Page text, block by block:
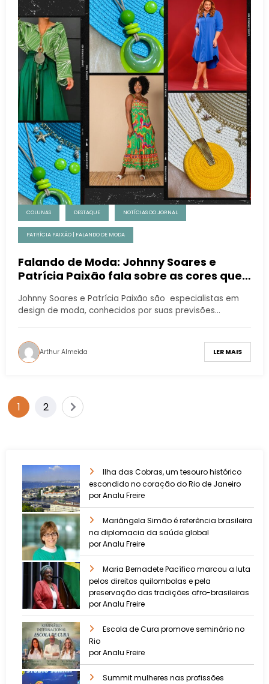
COLUNAS DESTAQUE NOTÍCIAS DO JORNAL
PATRÍCIA PAIXÃO | FALANDO DE MODA
Falando de Moda: Johnny Soares e
Patrícia Paixão fala sobre as cores que
Johnny Soares e Patrícia Paixão são especialistas em
design de moda, conhecidos por suas previsões…
Arthur Almeida LER MAIS
1 2
Ilha das Cobras, um tesouro histórico
escondido no coração do Rio de Janeiro
por Analu Freire
Mariângela Simão é referência brasileira
na diplomacia da saúde global
por Analu Freire
Maria Bernadete Pacífico marcou a luta
pelos direitos quilombolas e pela
preservação das tradições afro-brasileiras
por Analu Freire
Escola de Cura promove seminário no
Rio
por Analu Freire
Summit mulheres nas profissões